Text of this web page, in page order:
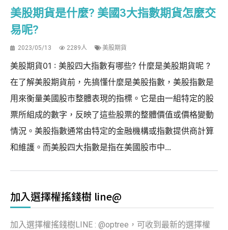
美股期貨是什麼? 美國3大指數期貨怎麼交
易呢?
2023/05/13 2289人 美股期貨
美股期貨01 : 美股四大指數有哪些? 什麼是美股期貨呢 ?
在了解美股期貨前，先搞懂什麼是美股指數，美股指數是
用來衡量美國股市整體表現的指標。它是由一組特定的股
票所組成的數字，反映了這些股票的整體價值或價格變動
情況。美股指數通常由特定的金融機構或指數提供商計算
和維護。而美股四大指數是指在美國股市中...
加入選擇權搖錢樹 line@
加入選擇權搖錢樹LINE : @optree，可收到最新的選擇權